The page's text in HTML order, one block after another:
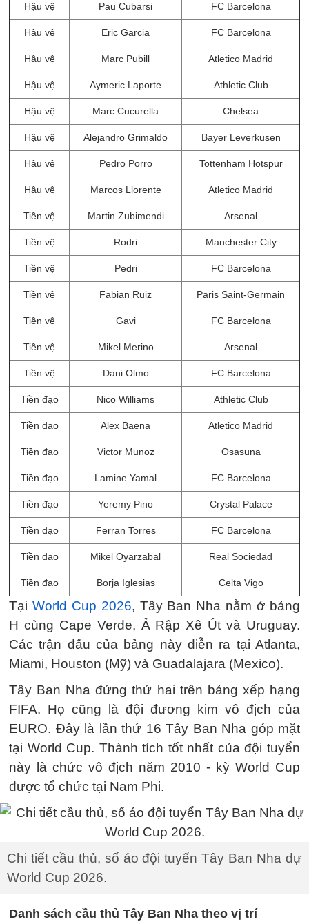
Hậu vệ Pau Cubarsi FC Barcelona
Hậu vệ Eric Garcia FC Barcelona
Hậu vệ Marc Pubill Atletico Madrid
Hậu vệ Aymeric Laporte Athletic Club
Hậu vệ Marc Cucurella Chelsea
Hậu vệ Alejandro Grimaldo Bayer Leverkusen
Hậu vệ Pedro Porro Tottenham Hotspur
Hậu vệ Marcos Llorente Atletico Madrid
Tiền vệ Martin Zubimendi Arsenal
Tiền vệ Rodri Manchester City
Tiền vệ Pedri FC Barcelona
Tiền vệ Fabian Ruiz Paris Saint-Germain
Tiền vệ Gavi FC Barcelona
Tiền vệ Mikel Merino Arsenal
Tiền vệ Dani Olmo FC Barcelona
Tiền đạo Nico Williams Athletic Club
Tiền đạo Alex Baena Atletico Madrid
Tiền đạo Victor Munoz Osasuna
Tiền đạo Lamine Yamal FC Barcelona
Tiền đạo Yeremy Pino Crystal Palace
Tiền đạo Ferran Torres FC Barcelona
Tiền đạo Mikel Oyarzabal Real Sociedad
Tiền đạo Borja Iglesias Celta Vigo
Tại World Cup 2026, Tây Ban Nha nằm ở bảng
H cùng Cape Verde, Ả Rập Xê Út và Uruguay.
Các trận đấu của bảng này diễn ra tại Atlanta,
Miami, Houston (Mỹ) và Guadalajara (Mexico).
Tây Ban Nha đứng thứ hai trên bảng xếp hạng
FIFA. Họ cũng là đội đương kim vô địch của
EURO. Đây là lần thứ 16 Tây Ban Nha góp mặt
tại World Cup. Thành tích tốt nhất của đội tuyển
này là chức vô địch năm 2010 - kỳ World Cup
được tổ chức tại Nam Phi.
Chi tiết cầu thủ, số áo đội tuyển Tây Ban Nha dự
World Cup 2026.
Danh sách cầu thủ Tây Ban Nha theo vị trí